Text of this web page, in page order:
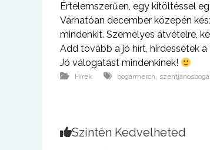
Értelemszerűen, egy kitöltéssel
Várhatóan december közepén
mindenkit. Személyes átvételre,
Add tovább a jó hírt, hirdessétek
Jó válogatást mindenkinek!
Hírek bogármerch,
Szintén Kedvelheted